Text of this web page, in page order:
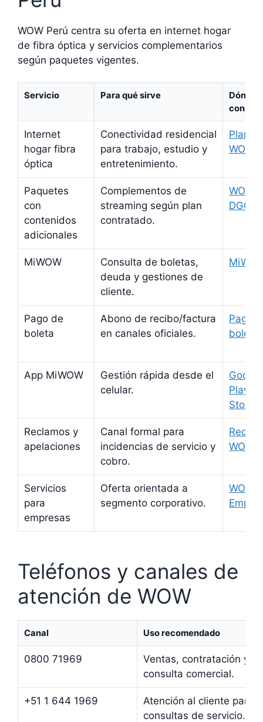
WOW Perú centra su oferta en internet hogar
de fibra óptica y servicios complementarios
según paquetes vigentes.
Servicio Para qué sirve
Dónde
Internet
hogar fibra
óptica
Conectividad residencial
para trabajo, estudio y
entretenimiento.
Planes
WOW
Paquetes
con
contenidos
adicionales
Complementos de
streaming según plan
contratado.
WOW
DGO
MiWOW
Consulta de boletas,
deuda y gestiones de
cliente.
Pago de
boleta
Abono de recibo/factura
en canales oficiales.
Pagar
boleta
App MiWOW
Gestión rápida desde el
celular.
Google
Play
Store
Reclamos y
apelaciones
Canal formal para
incidencias de servicio y
cobro.
WOW
Servicios
para
empresas
Oferta orientada a
segmento corporativo.
WOW
Teléfonos y canales de
atención de WOW
Canal Uso recomendado
0800 71969
Ventas, contratación y
consulta comercial.
+51 1 644 1969
Atención al cliente para
consultas de servicio.